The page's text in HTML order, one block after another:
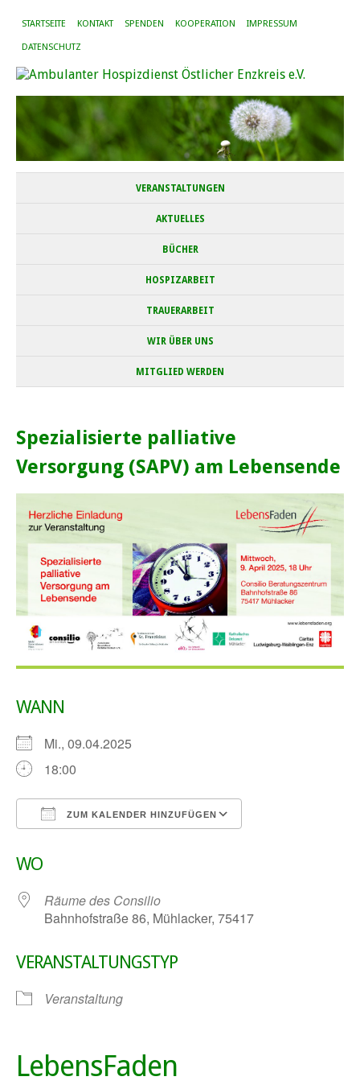
STARTSEITE KONTAKT SPENDEN KOOPERATION IMPRESSUM
DATENSCHUTZ
VERANSTALTUNGEN
AKTUELLES
BÜCHER
HOSPIZARBEIT
TRAUERARBEIT
WIR ÜBER UNS
MITGLIED WERDEN
Spezialisierte palliative
Versorgung (SAPV) am Lebensende
WANN
Mi., 09.04.2025
18:00
ZUM KALENDER HINZUFÜGEN
WO
Räume des Consilio
Bahnhofstraße 86, Mühlacker, 75417
VERANSTALTUNGSTYP
Veranstaltung
LebensFaden